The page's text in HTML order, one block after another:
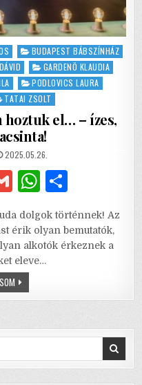
BUDAPEST BÁBSZÍNHÁZ
GARDENÖ KLAUDIA
PODLOVICS LAURA
TATAI ZSOLT
hoztuk el… – ízes,
PUBLISHED
DATE:
2025.05.26.
G
ai
l
W
at
s
A
ar
e
dolgok történnek! Az
érik olyan bemutatók,
alkotók érkeznek a
eleve…
KÁR,
HOGY
ANYÁDAT
EL…
–
NEM
PALACSINTA!